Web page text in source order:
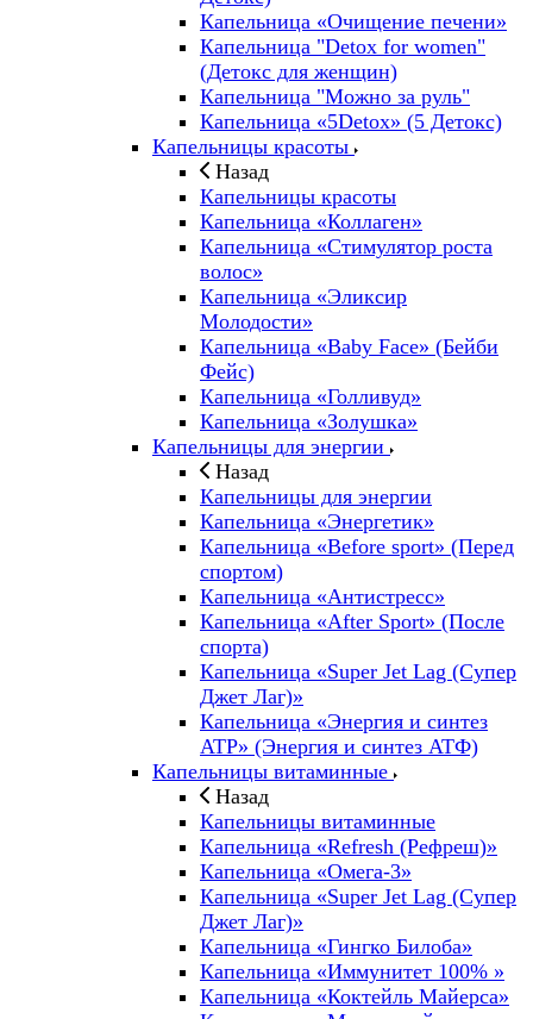
Капельница «Очищение печени»
Капельница "Detox for women"
(Детокс для женщин)
Капельница "Можно за руль"
Капельница «5Detox» (5 Детокс)
Капельницы красоты
Назад
Капельницы красоты
Капельница «Коллаген»
Капельница «Стимулятор роста
волос»
Капельница «Эликсир
Молодости»
Капельница «Baby Face» (Бейби
Фейс)
Капельница «Голливуд»
Капельница «Золушка»
Капельницы для энергии
Назад
Капельницы для энергии
Капельница «Энергетик»
Капельница «Before sport» (Перед
спортом)
Капельница «Антистресс»
Капельница «After Sport» (После
спорта)
Капельница «Super Jet Lag (Супер
Джет Лаг)»
Капельница «Энергия и синтез
ATP» (Энергия и синтез АТФ)
Капельницы витаминные
Назад
Капельницы витаминные
Капельница «Refresh (Рефреш)»
Капельница «Омега-3»
Капельница «Super Jet Lag (Супер
Джет Лаг)»
Капельница «Гингко Билоба»
Капельница «Иммунитет 100% »
Капельница «Коктейль Майерса»